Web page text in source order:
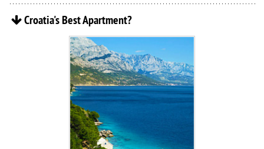
Croatia'sBestApartment?